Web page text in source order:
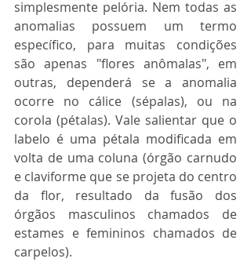
simplesmente pelória. Nem todas as
anomalias possuem um termo
específico, para muitas condições
são apenas "flores anômalas", em
outras, dependerá se a anomalia
ocorre no cálice (sépalas), ou na
corola (pétalas). Vale salientar que o
labelo é uma pétala modificada em
volta de uma coluna (órgão carnudo
e claviforme que se projeta do centro
da flor, resultado da fusão dos
órgãos masculinos chamados de
estames e femininos chamados de
carpelos).